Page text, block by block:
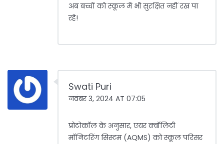
अब बच्चों को स्कूल में भी सुरक्षित नहीं रख पा
रहे!
Swati Puri
नवंबर 3, 2024 AT 07:05
प्रोटोकॉल के अनुसार, एयर क्वॉलिटी
मॉनिटरिंग सिस्टम (AQMS) को स्कूल परिसर